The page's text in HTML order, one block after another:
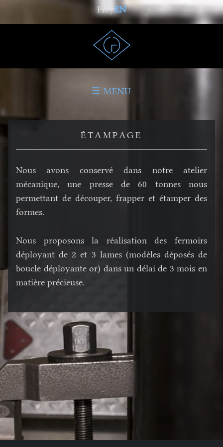
FR |EN
☰ MENU
ÉTAMPAGE
Nous avons conservé dans notre atelier
mécanique, une presse de 60 tonnes nous
permettant de découper, frapper et étamper des
formes.
Nous proposons la réalisation des fermoirs
déployant de 2 et 3 lames (modèles déposés de
boucle déployante or) dans un délai de 3 mois en
matière précieuse.